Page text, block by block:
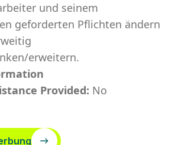
und seinem
geforderten Pflichten ändern
erweitern.
Provided: No